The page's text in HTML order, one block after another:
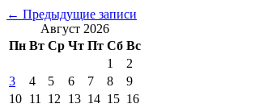
← Предыдущие записи
Август 2026
Пн Вт Ср Чт Пт Сб Вс
1
2
3
4 5 6 7 8
9
10 11 12 13 14 15 16